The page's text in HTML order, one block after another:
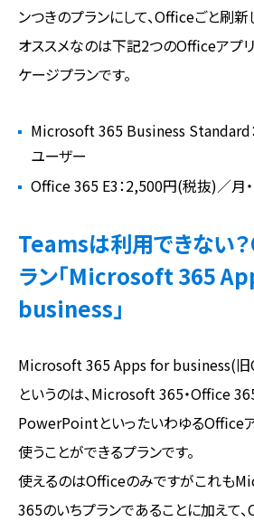
ンつきのプランにして、Officeごと刷
オススメなのは下記2つのOfficeアプ
ケージプランです。
Microsoft 365 Business Standard
ユーザー
Office 365 E3：2,500円(税抜)／月
Teamsは利用できない
ラン「Microsoft 365
business」
Microsoft 365 Apps for business(
というのは、Microsoft 365・Office
PowerPointといったいわゆるOffice
使うことができるプランです。
使えるのはOfficeのみですがこれも
365のいちプランであることに加えて